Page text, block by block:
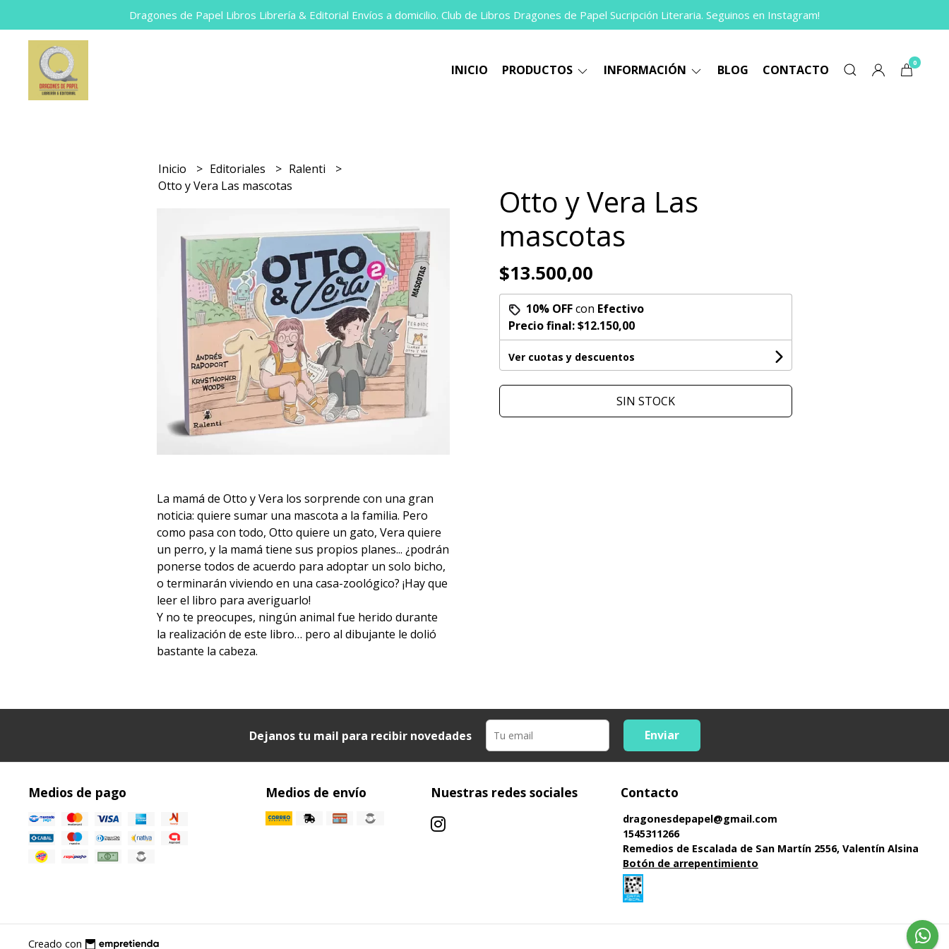
Dragones de Papel Libros Librería & Editorial Envíos a domicilio. Club de Libros Dragones de Papel Sucripción Literaria. Seguinos en Instagram!
INICIO PRODUCTOS INFORMACIÓN BLOG CONTACTO 0
Inicio Editoriales
Ralenti
Otto y Vera Las mascotas
La mamá de Otto y Vera los sorprende con una gran
noticia: quiere sumar una mascota a la familia. Pero
como pasa con todo, Otto quiere un gato, Vera quiere
un perro, y la mamá tiene sus propios planes... ¿podrán
ponerse todos de acuerdo para adoptar un solo bicho,
o terminarán viviendo en una casa-zoológico? ¡Hay que
leer el libro para averiguarlo!
Y no te preocupes, ningún animal fue herido durante
la realización de este libro… pero al dibujante le dolió
bastante la cabeza.
Otto y Vera Las
mascotas
$13.500,00
10% OFFcon Efectivo
Precio final:$12.150,00
Ver cuotas y descuentos
SIN STOCK
Dejanos tu mail para recibir novedades Enviar
Medios de pago Medios de envío Nuestras redes sociales Contacto
dragonesdepapel@gmail.com
1545311266
Remedios de Escalada de San Martín 2556, Valentín Alsina
Botón de arrepentimiento
Creado con